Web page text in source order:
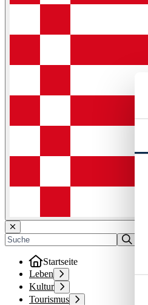
Startseite
Leben
Kultur
Tourismus